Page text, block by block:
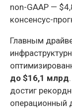
non-GAAP —
консенсус-
Главным
до $16,1 млрд
достиг
операционный